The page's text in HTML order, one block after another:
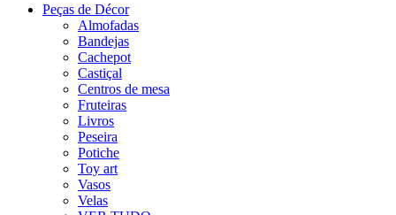
Peças de Décor
Almofadas
Bandejas
Cachepot
Castiçal
Centros de mesa
Fruteiras
Livros
Peseira
Potiche
Toy art
Vasos
Velas